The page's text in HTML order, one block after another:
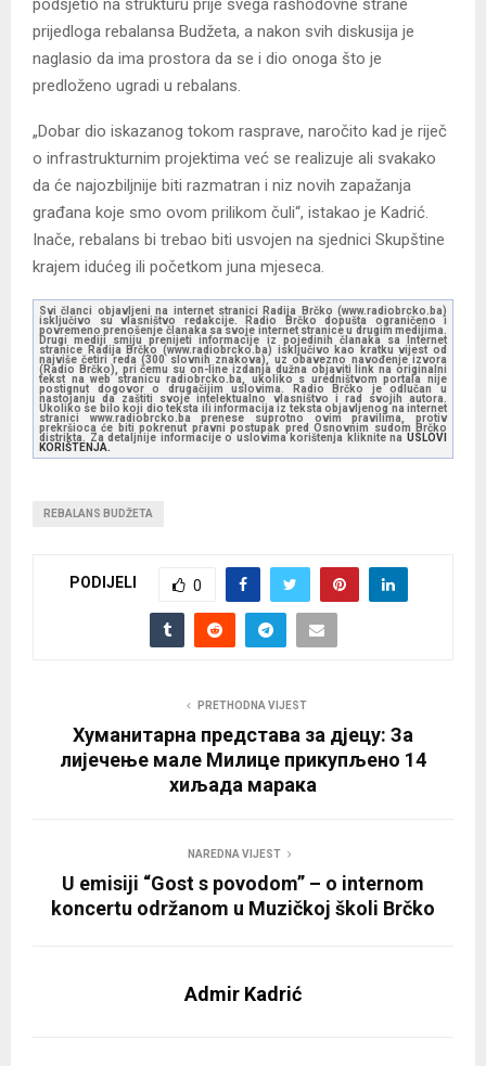
prijedloga rebalansa Budžeta, a nakon svih diskusija je
naglasio da ima prostora da se i dio onoga što je
predloženo ugradi u rebalans.
„Dobar dio iskazanog tokom rasprave, naročito kad je riječ
o infrastrukturnim projektima već se realizuje ali svakako
da će najozbiljnije biti razmatran i niz novih zapažanja
građana koje smo ovom prilikom čuli“, istakao je Kadrić.
Inače, rebalans bi trebao biti usvojen na sjednici Skupštine
krajem idućeg ili početkom juna mjeseca.
Svi članci objavljeni na internet stranici Radija Brčko (www.radiobrcko.ba)
isključivo su vlasništvo redakcije. Radio Brčko dopušta ograničeno i
povremeno prenošenje članaka sa svoje internet stranice u drugim medijima.
Drugi mediji smiju prenijeti informacije iz pojedinih članaka sa Internet
stranice Radija Brčko (www.radiobrcko.ba) isključivo kao kratku vijest od
najviše četiri reda (300 slovnih znakova), uz obavezno navođenje izvora
(Radio Brčko), pri čemu su on-line izdanja dužna objaviti link na originalni
tekst na web stranicu radiobrcko.ba, ukoliko s uredništvom portala nije
postignut dogovor o drugačijim uslovima. Radio Brčko je odlučan u
nastojanju da zaštiti svoje intelektualno vlasništvo i rad svojih autora.
Ukoliko se bilo koji dio teksta ili informacija iz teksta objavljenog na internet
stranici www.radiobrcko.ba prenese suprotno ovim pravilima, protiv
prekršioca će biti pokrenut pravni postupak pred Osnovnim sudom Brčko
distrikta. Za detaljnije informacije o uslovima korištenja kliknite na USLOVI
KORIŠTENJA.
REBALANS BUDŽETA
PODIJELI 0
PRETHODNA VIJEST
Хуманитарна представа за дјецу: За
лијечење мале Милице прикупљено 14
хиљада марака
NAREDNA VIJEST
U emisiji “Gost s povodom” – o internom
koncertu održanom u Muzičkoj školi Brčko
Admir Kadrić